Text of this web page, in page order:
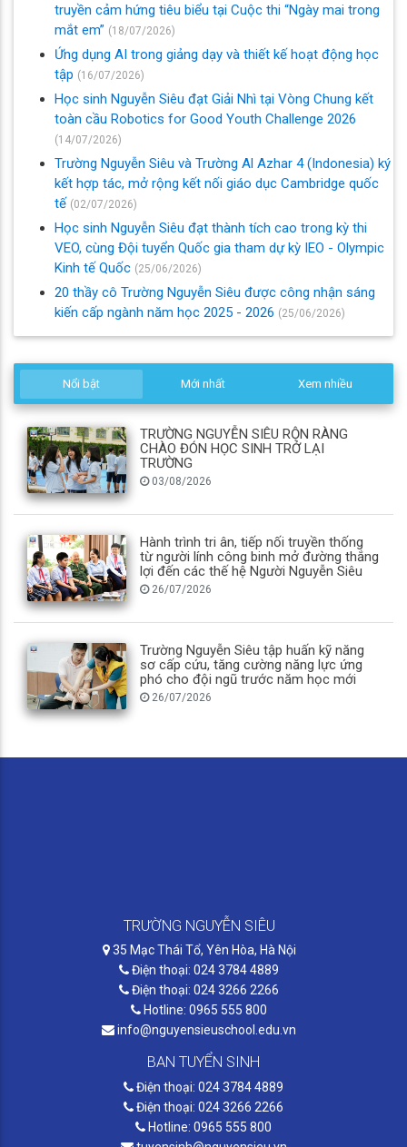
truyền cảm hứng tiêu biểu tại Cuộc thi “Ngày mai trong
mắt em” (18/07/2026)
Ứng dụng AI trong giảng dạy và thiết kế hoạt động học
tập (16/07/2026)
Học sinh Nguyễn Siêu đạt Giải Nhì tại Vòng Chung kết
toàn cầu Robotics for Good Youth Challenge 2026
(14/07/2026)
Trường Nguyễn Siêu và Trường Al Azhar 4 (Indonesia) ký
kết hợp tác, mở rộng kết nối giáo dục Cambridge quốc
tế (02/07/2026)
Học sinh Nguyễn Siêu đạt thành tích cao trong kỳ thi
VEO, cùng Đội tuyển Quốc gia tham dự kỳ IEO - Olympic
Kinh tế Quốc (25/06/2026)
20 thầy cô Trường Nguyễn Siêu được công nhận sáng
kiến cấp ngành năm học 2025 - 2026 (25/06/2026)
Nổi bật Mới nhất Xem nhiều
TRƯỜNG NGUYỄN SIÊU RỘN RÀNG
CHÀO ĐÓN HỌC SINH TRỞ LẠI
TRƯỜNG
03/08/2026
Hành trình tri ân, tiếp nối truyền thống
từ người lính công binh mở đường thắng
lợi đến các thế hệ Người Nguyễn Siêu
26/07/2026
Trường Nguyễn Siêu tập huấn kỹ năng
sơ cấp cứu, tăng cường năng lực ứng
phó cho đội ngũ trước năm học mới
26/07/2026
TRƯỜNG NGUYỄN SIÊU
35 Mạc Thái Tổ, Yên Hòa, Hà Nội
Điện thoại: 024 3784 4889
Điện thoại: 024 3266 2266
Hotline: 0965 555 800
info@nguyensieuschool.edu.vn
BAN TUYỂN SINH
Điện thoại: 024 3784 4889
Điện thoại: 024 3266 2266
Hotline: 0965 555 800